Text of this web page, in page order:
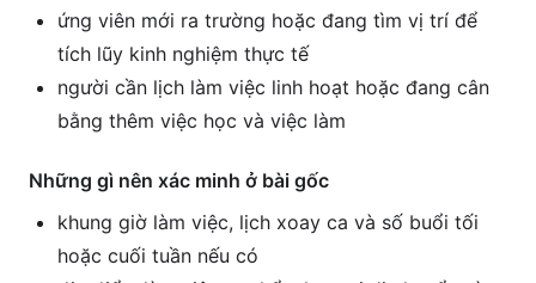
ứng viên mới ra trường hoặc đang tìm vị trí để
tích lũy kinh nghiệm thực tế
người cần lịch làm việc linh hoạt hoặc đang cân
bằng thêm việc học và việc làm
Những gì nên xác minh ở bài gốc
khung giờ làm việc, lịch xoay ca và số buổi tối
hoặc cuối tuần nếu có